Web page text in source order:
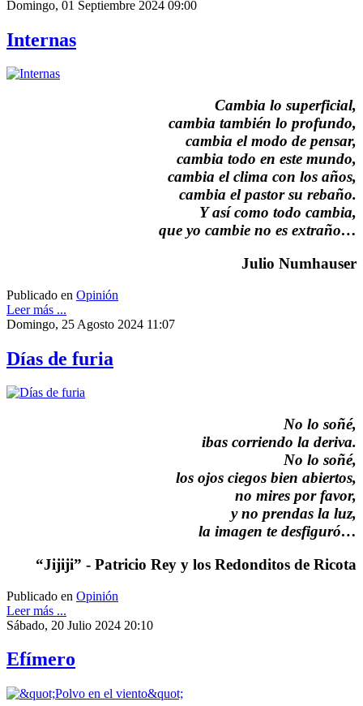
Domingo, 01 Septiembre 2024 09:00
Internas
Cambia lo superficial,
cambia también lo profundo,
cambia el modo de pensar,
cambia todo en este mundo,
cambia el clima con los años,
cambia el pastor su rebaño.
Y así como todo cambia,
que yo cambie no es extraño…
Julio Numhauser
Publicado en Opinión
Leer más ...
Domingo, 25 Agosto 2024 11:07
Días de furia
No lo soñé,
ibas corriendo la deriva.
No lo soñé,
los ojos ciegos bien abiertos,
no mires por favor,
y no prendas la luz,
la imagen te desfiguró…
“Jijiji” - Patricio Rey y los Redonditos de Ricota
Publicado en Opinión
Leer más ...
Sábado, 20 Julio 2024 20:10
Efímero